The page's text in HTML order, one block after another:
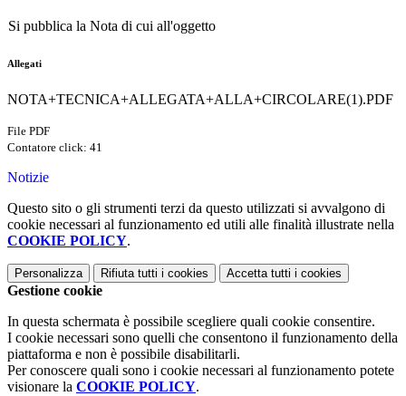
Si pubblica la Nota di cui all'oggetto
Allegati
NOTA+TECNICA+ALLEGATA+ALLA+CIRCOLARE(1).PDF
File PDF
Contatore click: 41
Notizie
Questo sito o gli strumenti terzi da questo utilizzati si avvalgono di
cookie necessari al funzionamento ed utili alle finalità illustrate nella
COOKIE POLICY.
Personalizza Rifiuta tutti i cookies Accetta tutti i cookies
Gestione cookie
In questa schermata è possibile scegliere quali cookie consentire.
I cookie necessari sono quelli che consentono il funzionamento della
piattaforma e non è possibile disabilitarli.
Per conoscere quali sono i cookie necessari al funzionamento potete
visionare la COOKIE POLICY.